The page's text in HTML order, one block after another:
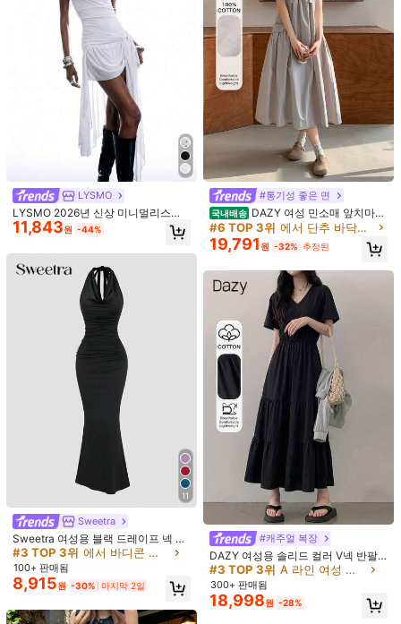
6(M) 12(XL)
사이즈 안내
고객님의 사이즈가 아닌가요? 말해주세요
South Korea
무료 배송
2-5 영업일
무료 반품
안전한 결제 · 개인정보 보호
SHEIN에서 판매됨
1%
88%
라지
(2) 높은 휴대성 (2) 추천할 만한 (1)
색: 민트 그린 / 사이즈: S
beautiful okay
도움이 됨
d***n 색: 민트 그린 / 사이즈: S
váygiống ảnh,vảimát formto
도움이 됨 (0)
y***e 색: 민트 그린 / 사이즈: S
LYSMO
LYSMO 2026년 신상 미니멀리스트
봄/여름 여성용 딥 브이넥 화이트 민
소매 레그 리빌링 드레스, 여성 파티,
정장 행사, 사진 촬영 및 다양한 행사
에 적합, 눈부신 외관, 여름 여성 드레
스의 이상적인 선택.
11,843원 -44%
11
Sweetra
Sweetra 여성용 블랙 드레이프 넥 바
디콘 어시메트릭 드레스, 파티용
#3 TOP 3위 에서 바디콘 맥시 드레스
100+ 판매됨
8,915원 -30% 마지막 2일
#통기성 좋은 면
국내배송 DAZY 여성 민소매 앞치마
드레스, 큰 주머니 여름 선드레스, 캐
주얼 여성 드레스 맥시 드레스
#6 TOP 3위 에서 단추 바닥까지 내려오는 드레스
19,791 원 -32% 추정된
#캐주얼 복장
DAZY 여성용 솔리드 컬러 V넥 반팔
캐주얼 드레스 여성용 선 드레스
#3 TOP 3위 A 라인 여성 롱 드레스
300+ 판매됨
18,998원 -28%